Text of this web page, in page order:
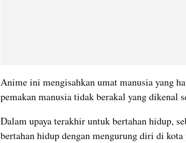
Anime ini mengisahkan umat manusia yang
pemakan manusia tidak berakal yang dikenal
Dalam upaya terakhir untuk bertahan hidup,
bertahan hidup dengan mengurung diri di